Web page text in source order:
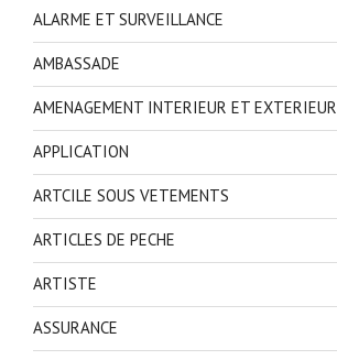
ALARME ET SURVEILLANCE
AMBASSADE
AMENAGEMENT INTERIEUR ET EXTERIEUR
APPLICATION
ARTCILE SOUS VETEMENTS
ARTICLES DE PECHE
ARTISTE
ASSURANCE